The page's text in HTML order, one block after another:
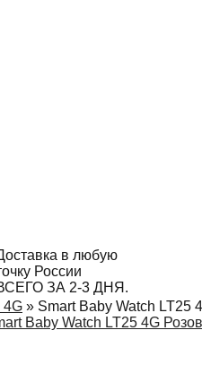
в любую
России
ЗА 2-3 ДНЯ.
4G » Smart Baby Watch LT25